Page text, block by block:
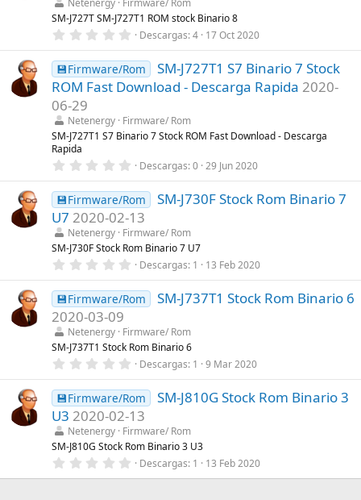
r
e
l
a
(
s
)
SM-J727T SM-J727T1 ROM stock Binario 8
0
0
0
e
s
e
l
s
)
Descargas 4 17 Oct 2020
💾Firmware/Rom
SM-J727T1 S7 Binario 7 Stock
ROM Fast Download - Descarga Rapida 2020-
06-29
Netenergy Firmware/ Rom
SM-J727T1 S7 Binario 7 Stock ROM Fast Download - Descarga
Rapida
0
0
0
e
s
t
r
e
l
a
(
s
Descargas 0 29 Jun 2020
💾Firmware/Rom
SM-J730F Stock Rom Binario 7
U7 2020-02-13
Netenergy Firmware/ Rom
SM-J730F Stock Rom Binario 7 U7
0
0
0
e
t
r
e
l
a
(
s
)
Descargas 1 13 Feb 2020
💾Firmware/Rom
SM-J737T1 Stock Rom Binario 6
2020-03-09
Netenergy Firmware/ Rom
SM-J737T1 Stock Rom Binario 6
0
0
0
e
s
t
r
e
l
Descargas 1 9 Mar 2020
💾Firmware/Rom
SM-J810G Stock Rom Binario 3
U3 2020-02-13
Netenergy Firmware/ Rom
SM-J810G Stock Rom Binario 3 U3
0
0
Descargas 1 13 Feb 2020